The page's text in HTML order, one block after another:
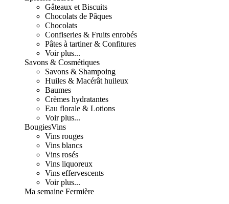
Gâteaux et Biscuits
Chocolats de Pâques
Chocolats
Confiseries & Fruits enrobés
Pâtes à tartiner & Confitures
Voir plus...
Savons & Cosmétiques
Savons & Shampoing
Huiles & Macérât huileux
Baumes
Crèmes hydratantes
Eau florale & Lotions
Voir plus...
BougiesVins
Vins rouges
Vins blancs
Vins rosés
Vins liquoreux
Vins effervescents
Voir plus...
Ma semaine Fermière